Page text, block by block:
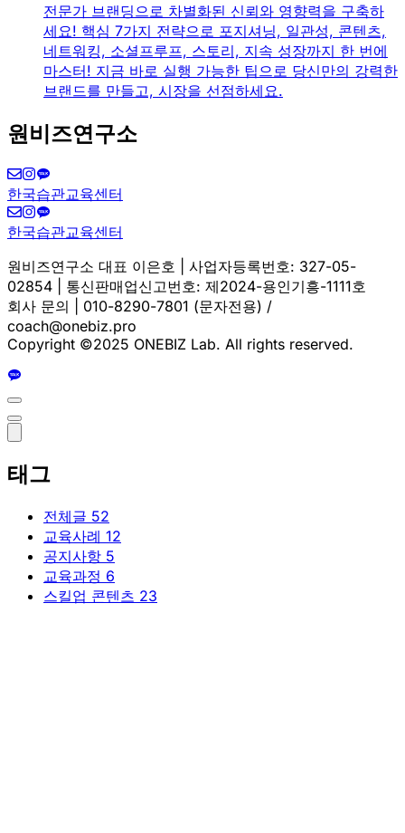
전문가 브랜딩으로 차별화된 신뢰와 영향력을 구축하
세요! 핵심 7가지 전략으로 포지셔닝, 일관성, 콘텐츠,
네트워킹, 소셜프루프, 스토리, 지속 성장까지 한 번에
마스터! 지금 바로 실행 가능한 팁으로 당신만의 강력한
브랜드를 만들고, 시장을 선점하세요.
원비즈연구소
한국습관교육센터
한국습관교육센터
원비즈연구소 대표 이은호 | 사업자등록번호: 327-05-
02854 | 통신판매업신고번호: 제2024-용인기흥-1111호
회사 문의 | 010-8290-7801 (문자전용) /
coach@onebiz.pro
Copyright ©2025 ONEBIZ Lab. All rights reserved.
태그
전체글 52
교육사례 12
공지사항 5
교육과정 6
스킬업 콘텐츠 23